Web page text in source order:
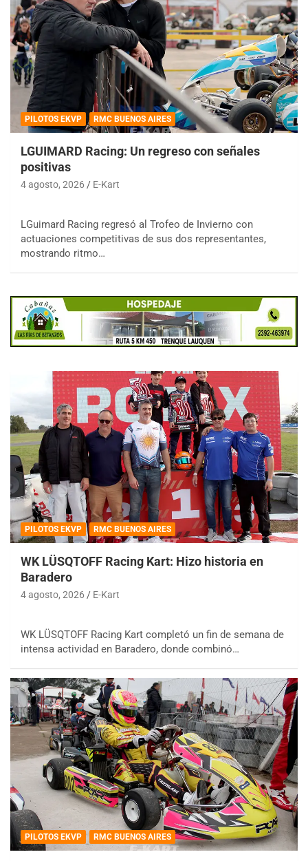
PILOTOS EKVP RMC BUENOS AIRES
LGUIMARD Racing: Un regreso con señales
positivas
4 agosto, 2026 E-Kart
LGuimard Racing regresó al Trofeo de Invierno con
actuaciones competitivas de sus dos representantes,
mostrando ritmo…
PILOTOS EKVP RMC BUENOS AIRES
WK LÜSQTOFF Racing Kart: Hizo historia en
Baradero
4 agosto, 2026 E-Kart
WK LÜSQTOFF Racing Kart completó un fin de semana de
intensa actividad en Baradero, donde combinó…
PILOTOS EKVP RMC BUENOS AIRES